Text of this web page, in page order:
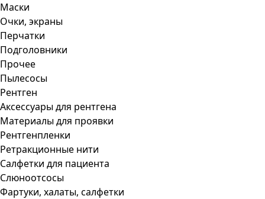
Маски
Очки, экраны
Перчатки
Подголовники
Прочее
Пылесосы
Рентген
Аксессуары для рентгена
Материалы для проявки
Рентгенпленки
Ретракционные нити
Салфетки для пациента
Слюноотсосы
Фартуки, халаты, салфетки